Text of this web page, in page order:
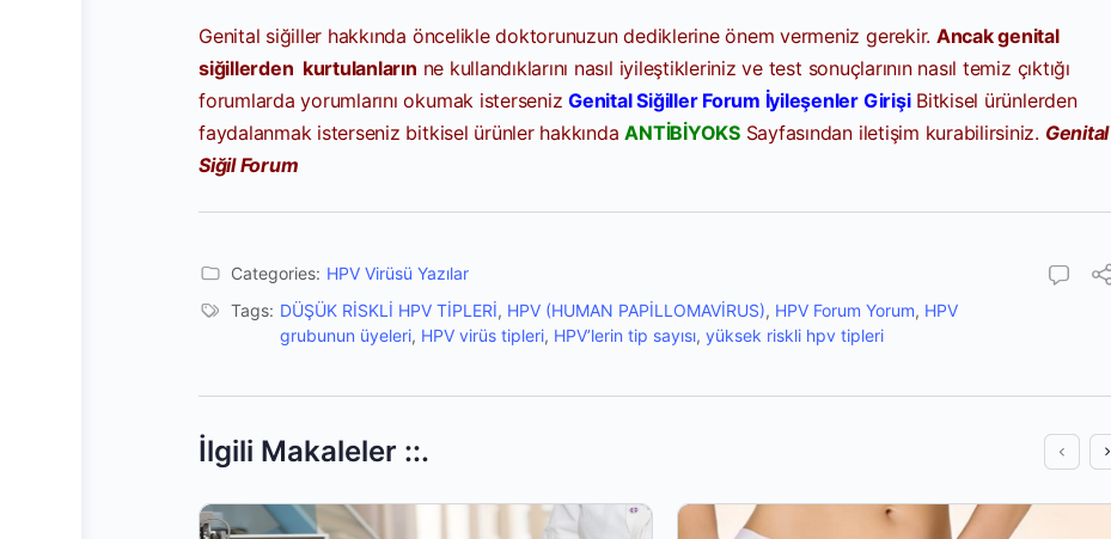
Genital siğiller hakkında öncelikle doktorunuzun dediklerine önem vermeniz gerekir. Ancak genital
siğillerden kurtulanların ne kullandıklarını nasıl iyileştikleriniz ve test sonuçlarının nasıl temiz çıktığı
forumlarda yorumlarını okumak isterseniz Genital Siğiller Forum İyileşenler Girişi Bitkisel ürünlerden
faydalanmak isterseniz bitkisel ürünler hakkında ANTİBİYOKS Sayfasından iletişim kurabilirsiniz. Genital
Siğil Forum
Categories: HPV Virüsü Yazılar
Tags: DÜŞÜK RİSKLİ HPV TİPLERİ, HPV (HUMAN PAPİLLOMAVİRUS), HPV Forum Yorum, HPV
grubunun üyeleri, HPV virüs tipleri, HPV’lerin tip sayısı, yüksek riskli hpv tipleri
İlgili Makaleler ::.